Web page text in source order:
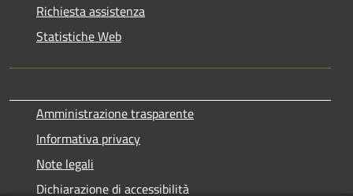
Richiesta assistenza
Statistiche Web
Amministrazione trasparente
Informativa privacy
Note legali
Dichiarazione di accessibilità